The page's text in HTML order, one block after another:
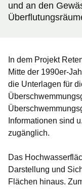
und an den
In dem Projekt
Mitte der 1990er-
die Unterlagen für
Informationen sind
zugänglich.
Das
Darstellung und
Flächen hinaus.